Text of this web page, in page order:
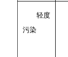
轻度
污染